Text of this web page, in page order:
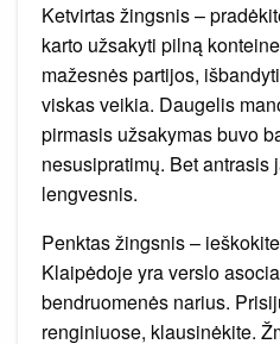
Ketvirtas žingsnis –
karto užsakyti pilną
mažesnės partijos,
viskas veikia. Daugelis
pirmasis užsakymas buvo
nesusipratimų. Bet antrasis
lengvesnis.
Penktas žingsnis –
Klaipėdoje yra verslo
bendruomenės narius.
renginiuose, klausinėkite.